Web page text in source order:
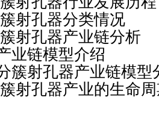
孔器分类情况
孔器产业链分析
模型介绍
孔器产业链模型
孔器产业的生命周